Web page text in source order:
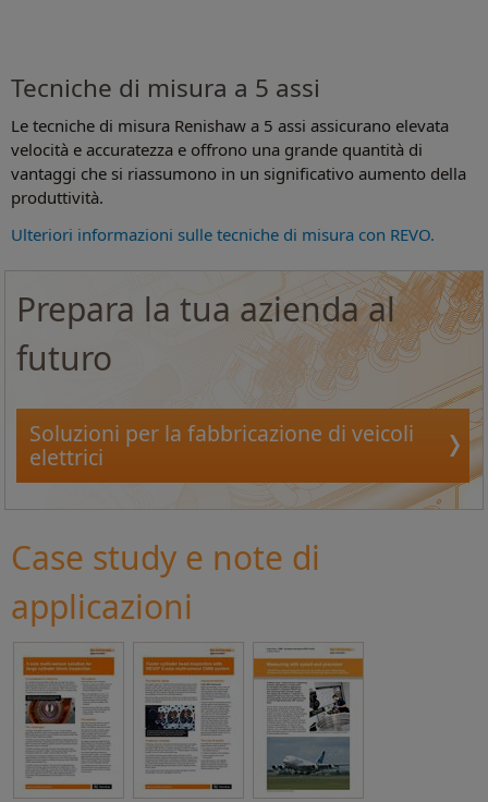
Tecniche di misura a 5 assi
Le tecniche di misura Renishaw a 5 assi assicurano elevata
velocità e accuratezza e offrono una grande quantità di
vantaggi che si riassumono in un significativo aumento della
produttività.
Ulteriori informazioni sulle tecniche di misura con REVO.
Prepara la tua azienda al
futuro
Soluzioni per la fabbricazione di veicoli
elettrici
Case study e note di
applicazioni